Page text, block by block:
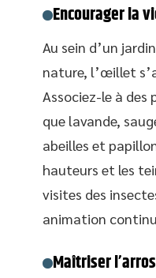
Encourager la
Au sein d’un
nature, l’œillet
Associez-le à
que lavande,
abeilles et
hauteurs et les
visites des
animation
Maîtriser